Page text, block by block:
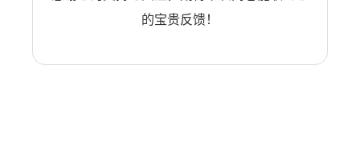
的宝贵反馈！